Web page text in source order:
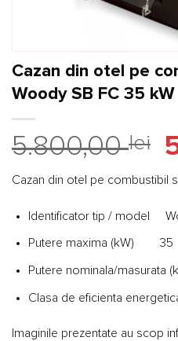
Cazan din otel pe
Woody SB FC 35 kW
5.800,00lei
a
Cazan din otel pe combustibil
Identificator tip / model
Putere maxima (kW) 35
Putere nominala/masurata
Clasa de eficienta
Imaginile prezentate au scop